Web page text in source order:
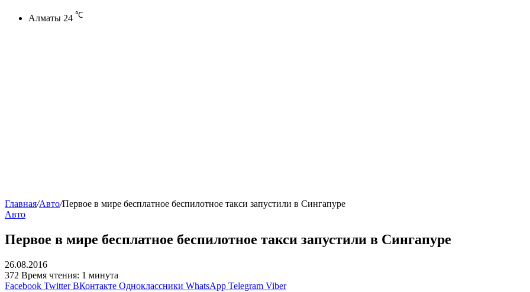
Алматы 24 ℃
Главная/Авто/Первое в мире бесплатное беспилотное такси запустили в Сингапуре
Авто
Первое в мире бесплатное беспилотное такси запустили в Сингапуре
26.08.2016
372 Время чтения: 1 минута
Facebook Twitter ВКонтакте Одноклассники WhatsApp Telegram Viber